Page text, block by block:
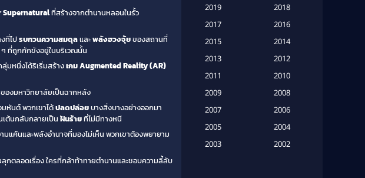
Supernaturalที่สร้างจากตำนานหลอนในรั้ว
ที่ไปรบกวนความสมดุลและพลังฮวงจุ้ยของสถานที่
ๆ ที่ถูกกักขังอยู่ในบริเวณนั้น
มหนึ่งได้ริเริ่มสร้างเกม Augmented Reality (AR)
องมหาวิทยาลัยเป็นฉากหลัง
หันต์ พวกเขาได้ปลดปล่อยบางสิ่งบางอย่างออกมา
เต้นกลับกลายเป็น ฝันร้ายที่ไม่มีทางหนี
มแค้นและพลังอำนาจที่มองไม่เห็น พวกเขาต้องพยายาม
ตลอดเรื่อง ใครที่กล้าท้าทายตำนานและชอบความลี้ลับ
Based on a True Story เรื่องจริง
Based on a True Story เรื่องจริง
Based on Novel (6)
2019
2018
2017
2016
2015
2014
2013
2012
2011
2010
2009
2008
2007
2006
2005
2004
2003
2002